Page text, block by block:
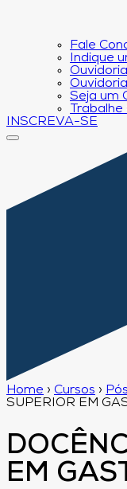
Fale
Indique
Seja um
INSCREVA-SE
Home › Cursos ›
SUPERIOR EM
EM